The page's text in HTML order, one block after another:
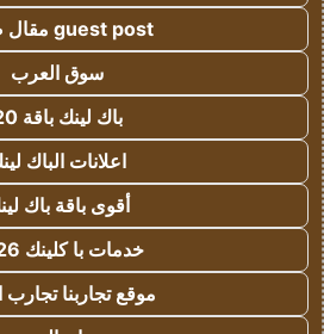
guest post مقال ضيف
سوق العرب
باك لينك باقة 20
اعلانات الباك
أقوى باقة باك
خدمات با كلينك 2026
موقع تجاربنا تجارب